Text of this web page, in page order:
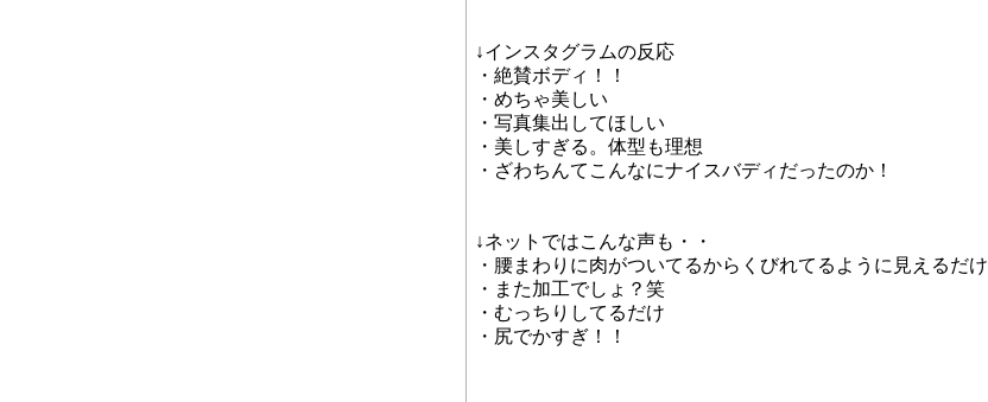
↓インスタグラムの反応
・絶賛ボディ！！
・めちゃ美しい
・写真集出してほしい
・美しすぎる。体型も理想
・ざわちんてこんなにナイスバディだったのか！
↓ネットではこんな声も・・
・腰まわりに肉がついてるからくびれてるように見えるだけ
・また加工でしょ？笑
・むっちりしてるだけ
・尻でかすぎ！！